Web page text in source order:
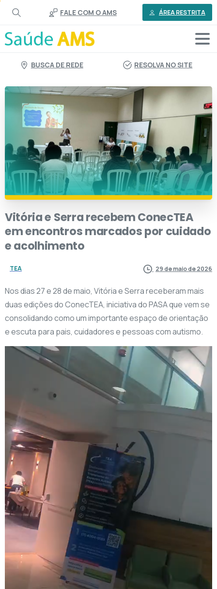
conteúdo
FALE COM O AMS ÁREA RESTRITA
BUSCA DE REDE RESOLVA NO SITE
Vitóriae SerrarecebemConecTEA
emencontrosmarcadospor cuidado
eacolhimento
TEA 29 de maio de 2026
Nos dias 27 e 28 de maio, Vitória e Serra receberam mais
duas edições do ConecTEA, iniciativa do PASA que vem se
consolidando como um importante espaço de orientação
e escuta para pais, cuidadores e pessoas com autismo.